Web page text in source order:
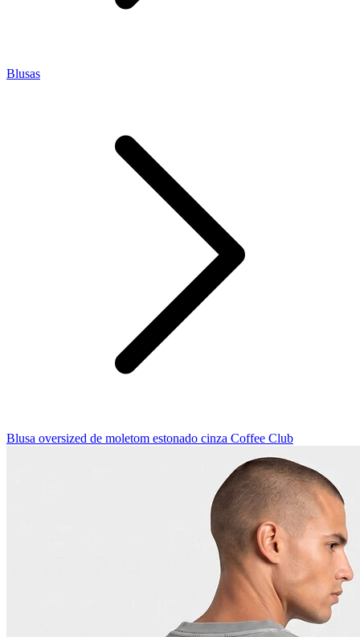
Blusas
Blusa oversized de moletom estonado cinza Coffee Club